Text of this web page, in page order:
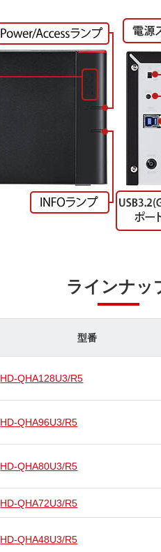
ラインナッ
型番
HD-QHA128U3/R5
HD-QHA96U3/R5
HD-QHA80U3/R5
HD-QHA72U3/R5
HD-QHA48U3/R5